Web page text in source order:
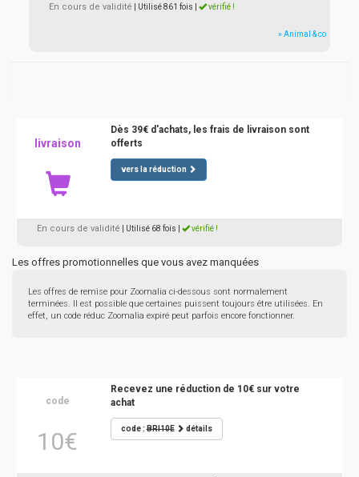
En cours de validité | Utilisé 861 fois vérifié !
» Animal & co
livraison
Dès 39€ d'achats, les frais de livraison sont
offerts
vers la réduction
En cours de validité | Utilisé 68 fois vérifié !
Les offres promotionnelles que vous avez manquées
Les offres de remise pour Zoomalia ci-dessous sont normalement
terminées. Il est possible que certaines puissent toujours être utilisées. En
effet, un code réduc Zoomalia expiré peut parfois encore fonctionner.
code
10€
Recevez une réduction de 10€ sur votre
achat
code :BRI10E détails